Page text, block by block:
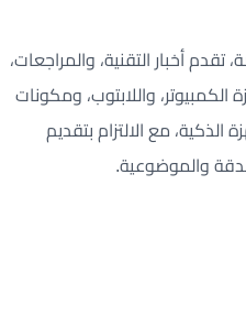
أخبار التقنية، والمراجعات،
الكمبيوتر، واللابتوب، ومكونات
الذكية، مع الالتزام بتقديم
والموضوعية.